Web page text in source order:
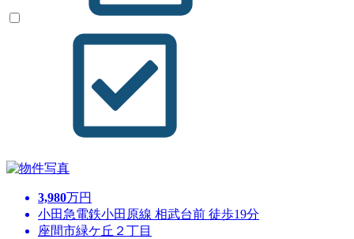
3,980万円
小田急電鉄小田原線 相武台前 徒歩19分
座間市緑ケ丘２丁目